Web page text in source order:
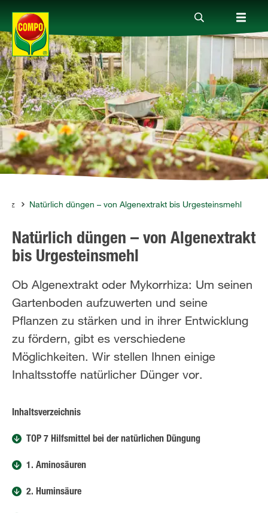
Produkte
Ratgeber
Themenwelten
Service
Unternehmen
Natürlich düngen – von Algenextrakt bis Urgesteinsmehl
Natürlich düngen – von Algenextrakt
bis Urgesteinsmehl
Ob Algenextrakt oder Mykorrhiza: Um seinen
Gartenboden aufzuwerten und seine
Pflanzen zu stärken und in ihrer Entwicklung
zu fördern, gibt es verschiedene
Möglichkeiten. Wir stellen Ihnen einige
Inhaltsstoffe natürlicher Dünger vor.
Inhaltsverzeichnis
TOP 7 Hilfsmittel bei der natürlichen Düngung
1. Aminosäuren
2. Huminsäure